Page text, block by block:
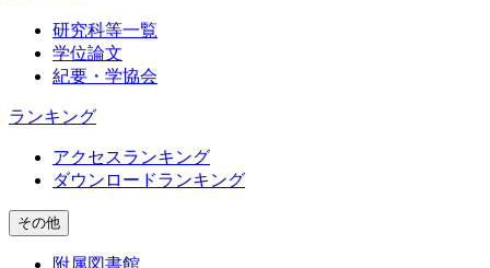
研究科等一覧
学位論文
紀要・学協会
ランキング
アクセスランキング
ダウンロードランキング
その他
附属図書館